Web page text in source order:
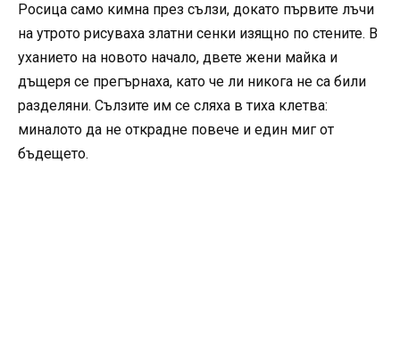
Росица само кимна през сълзи, докато първите лъчи
на утрото рисуваха златни сенки изящно по стените. В
уханието на новото начало, двете жени майка и
дъщеря се прегърнаха, като че ли никога не са били
разделяни. Сълзите им се сляха в тиха клетва:
миналото да не открадне повече и един миг от
бъдещето.